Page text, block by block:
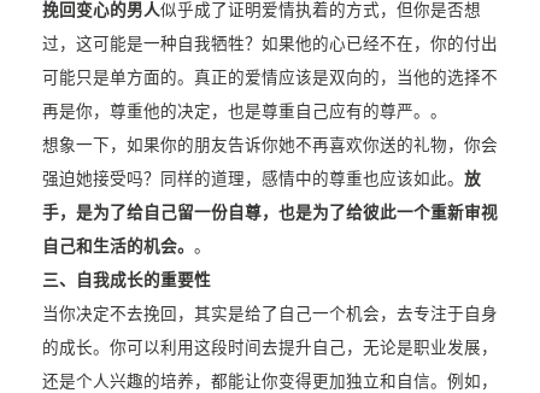
挽回变心的男人似乎成了证明爱情执着的方式，但你是否想
过，这可能是一种自我牺牲？如果他的心已经不在，你的付出
可能只是单方面的。真正的爱情应该是双向的，当他的选择不
再是你，尊重他的决定，也是尊重自己应有的尊严。。
想象一下，如果你的朋友告诉你她不再喜欢你送的礼物，你会
强迫她接受吗？同样的道理，感情中的尊重也应该如此。 放
手，是为了给自己留一份自尊，也是为了给彼此一个重新审视
自己和生活的机会。 。
三、自我成长的重要性
当你决定不去挽回，其实是给了自己一个机会，去专注于自身
的成长。你可以利用这段时间去提升自己，无论是职业发展，
还是个人兴趣的培养，都能让你变得更加独立和自信。例如，